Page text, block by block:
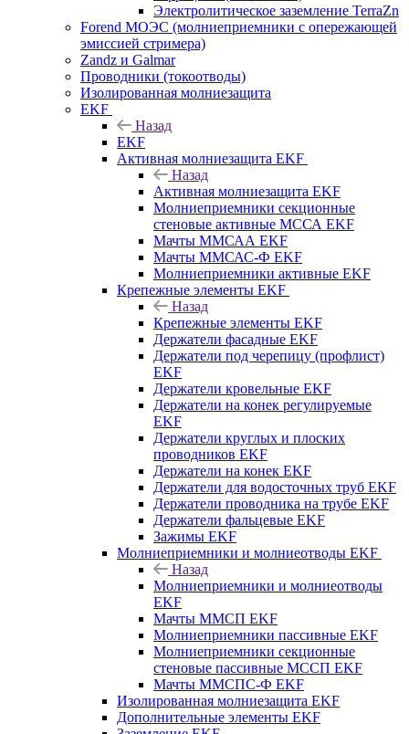
Электролитическое заземление TerraZn
Forend МОЭС (молниеприемники с опережающей
эмиссией стримера)
Zandz и Galmar
Проводники (токоотводы)
Изолированная молниезащита
EKF
Назад
EKF
Активная молниезащита EKF
Назад
Активная молниезащита EKF
Молниеприемники секционные
стеновые активные МССА EKF
Мачты ММСАА EKF
Мачты ММСАС-Ф EKF
Молниеприемники активные EKF
Крепежные элементы EKF
Назад
Крепежные элементы EKF
Держатели фасадные EKF
Держатели под черепицу (профлист)
EKF
Держатели кровельные EKF
Держатели на конек регулируемые
EKF
Держатели круглых и плоских
проводников EKF
Держатели на конек EKF
Держатели для водосточных труб EKF
Держатели проводника на трубе EKF
Держатели фальцевые EKF
Зажимы EKF
Молниеприемники и молниеотводы EKF
Назад
Молниеприемники и молниеотводы
EKF
Мачты ММСП EKF
Молниеприемники пассивные EKF
Молниеприемники секционные
стеновые пассивные МССП EKF
Мачты ММСПС-Ф EKF
Изолированная молниезащита EKF
Дополнительные элементы EKF